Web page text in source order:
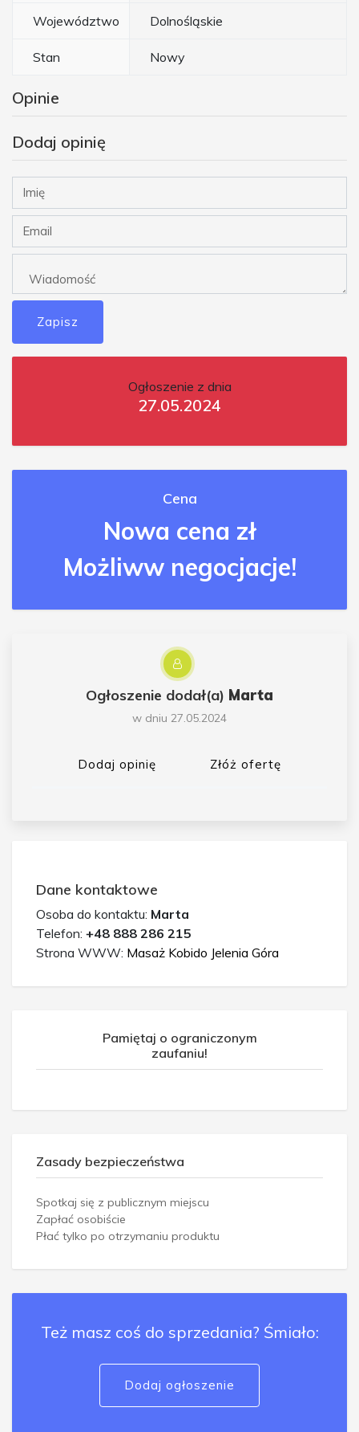
Województwo Dolnośląskie
Stan Nowy
Opinie
Dodaj opinię
Zapisz
Ogłoszenie z dnia
27.05.2024
Cena
Nowa cena zł
Możliww negocjacje!
Ogłoszenie dodał(a) Marta
w dniu 27.05.2024
Dodaj opinię Złóż ofertę
Dane kontaktowe
Osoba do kontaktu: Marta
Telefon: +48 888 286 215
Strona WWW: Masaż Kobido Jelenia Góra
Pamiętaj o ograniczonym
zaufaniu!
Zasady bezpieczeństwa
Spotkaj się z publicznym miejscu
Zapłać osobiście
Płać tylko po otrzymaniu produktu
Też masz coś do sprzedania? Śmiało:
Dodaj ogłoszenie